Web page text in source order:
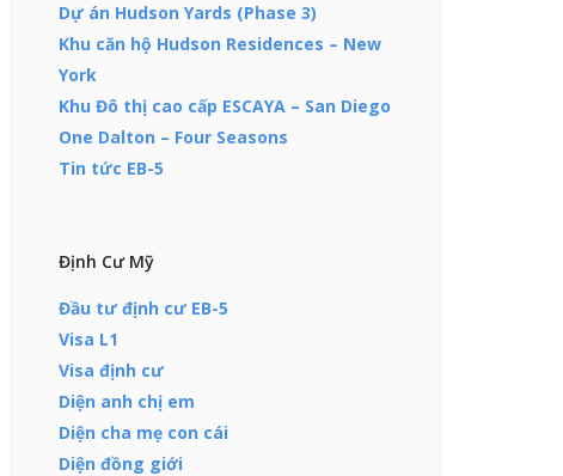
Dự án Hudson Yards (Phase 3)
Khu căn hộ Hudson Residences – New
York
Khu Đô thị cao cấp ESCAYA – San Diego
One Dalton – Four Seasons
Tin tức EB-5
Định Cư Mỹ
Đầu tư định cư EB-5
Visa L1
Visa định cư
Diện anh chị em
Diện cha mẹ con cái
Diện đồng giới